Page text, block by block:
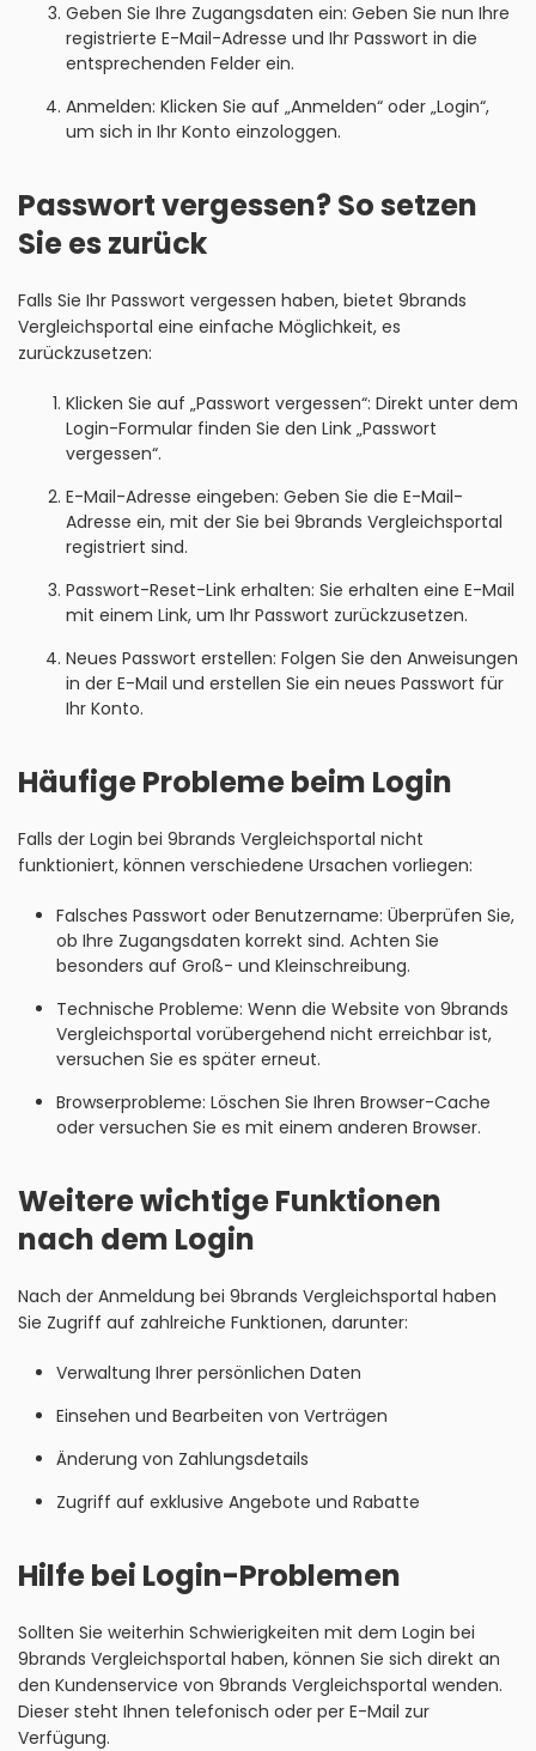
Geben Sie Ihre Zugangsdaten ein: Geben Sie nun Ihre
registrierte E-Mail-Adresse und Ihr Passwort in die
entsprechenden Felder ein.
Anmelden: Klicken Sie auf „Anmelden“ oder „Login“,
um sich in Ihr Konto einzologgen.
Passwort vergessen? So setzen
Sie es zurück
Falls Sie Ihr Passwort vergessen haben, bietet 9brands
Vergleichsportal eine einfache Möglichkeit, es
zurückzusetzen:
Klicken Sie auf „Passwort vergessen“: Direkt unter dem
Login-Formular finden Sie den Link „Passwort
vergessen“.
E-Mail-Adresse eingeben: Geben Sie die E-Mail-
Adresse ein, mit der Sie bei 9brands Vergleichsportal
registriert sind.
Passwort-Reset-Link erhalten: Sie erhalten eine E-Mail
mit einem Link, um Ihr Passwort zurückzusetzen.
Neues Passwort erstellen: Folgen Sie den Anweisungen
in der E-Mail und erstellen Sie ein neues Passwort für
Ihr Konto.
Häufige Probleme beim Login
Falls der Login bei 9brands Vergleichsportal nicht
funktioniert, können verschiedene Ursachen vorliegen:
Falsches Passwort oder Benutzername: Überprüfen Sie,
ob Ihre Zugangsdaten korrekt sind. Achten Sie
besonders auf Groß- und Kleinschreibung.
Technische Probleme: Wenn die Website von 9brands
Vergleichsportal vorübergehend nicht erreichbar ist,
versuchen Sie es später erneut.
Browserprobleme: Löschen Sie Ihren Browser-Cache
oder versuchen Sie es mit einem anderen Browser.
Weitere wichtige Funktionen
nach dem Login
Nach der Anmeldung bei 9brands Vergleichsportal haben
Sie Zugriff auf zahlreiche Funktionen, darunter:
Verwaltung Ihrer persönlichen Daten
Einsehen und Bearbeiten von Verträgen
Änderung von Zahlungsdetails
Zugriff auf exklusive Angebote und Rabatte
Hilfe bei Login-Problemen
Sollten Sie weiterhin Schwierigkeiten mit dem Login bei
9brands Vergleichsportal haben, können Sie sich direkt an
den Kundenservice von 9brands Vergleichsportal wenden.
Dieser steht Ihnen telefonisch oder per E-Mail zur
Verfügung.